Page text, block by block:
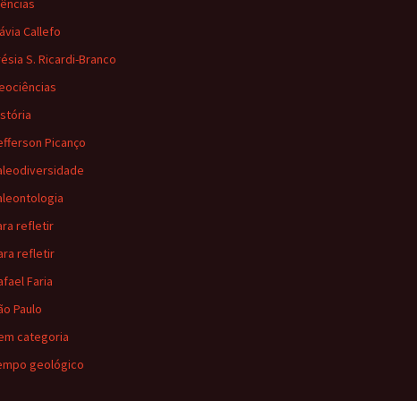
Callefo
S. Ricardi-Branco
Picanço
refletir
refletir
Faria
Paulo
categoria
geológico